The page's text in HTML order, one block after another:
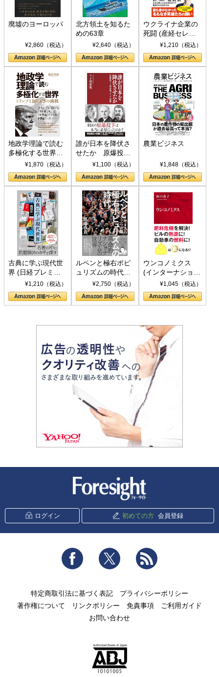
廃墟のヨーロッパ
¥2,860（税込）
北方領土を知るた
めの63章
¥2,640（税込）
ウクライナ企業の
死闘 (産経セレク
ト S 039)¥1,210（税込）
地政学理論で読む
多極化する世界：
トランプとBRICS
の挑戦
¥1,870（税込）
誰が日本を降伏さ
せたか 原爆投
下、ソ連参戦、そ
して聖断 (PHP新
書)
¥1,100（税込）
農業ビジネス
¥1,848（税込）
古典に学ぶ現代世
界 (日経プレミア
シリーズ)¥1,210（税込）
ルペンと極右ポピ
ュリズムの時代：
〈ヤヌス〉の二つ
の顔
¥2,750（税込）
ウンコノミクス
(インターナショナ
ル新書)¥1,045（税込）
ログイン 初めての方 会員登録
Facebook Twitter
特定商取引法に基づく表記
プライバシーポリシー
著作権について
リンクポリシー 免責事項
ご利用ガイド
お問い合わせ